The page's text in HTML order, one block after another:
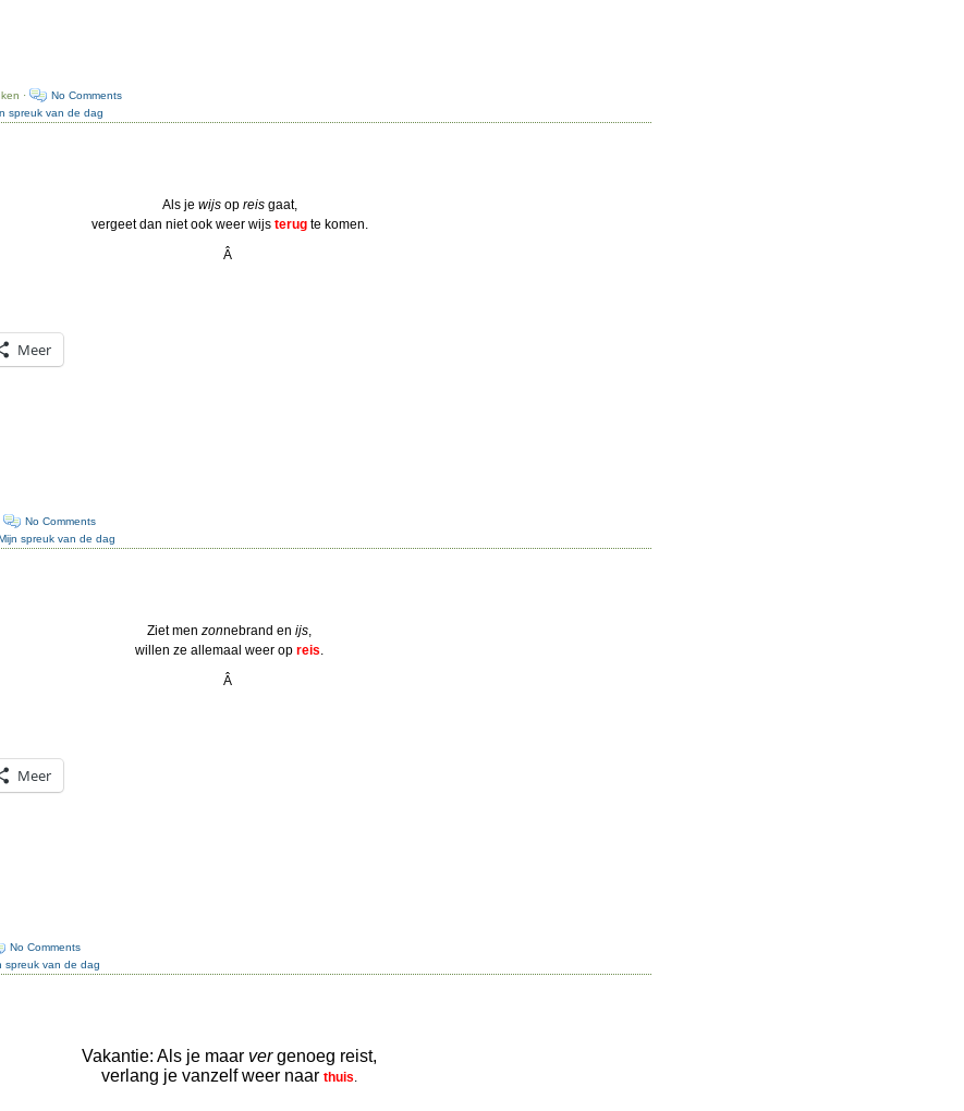
·
No Comments
spreuk van de dag
Als je wijsop reisgaat,
vergeet dan niet ook weer wijs terugte komen.
Â
Meer
No Comments
spreuk van de dag
Ziet menzonnebrand enijs,
willen ze allemaal weer opreis.
Â
Meer
No Comments
spreuk van de dag
Vakantie: Als je maar vergenoeg reist,
verlang je vanzelf weer naarthuis.